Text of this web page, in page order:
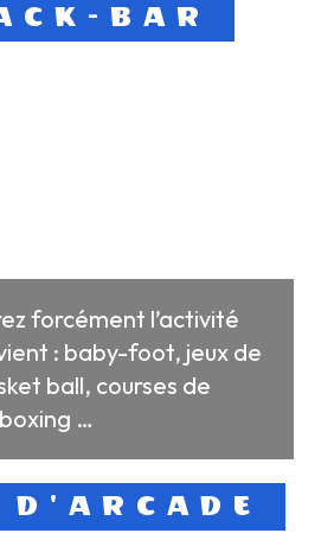
BAR
forcément l’activité
: baby-foot, jeux de
ball, courses de
…
D'ARCADE